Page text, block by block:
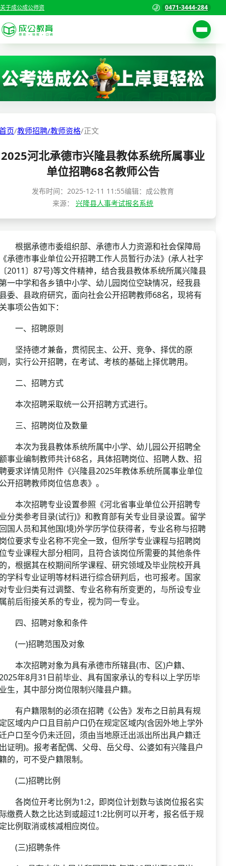
关于成公成公师资 0471-3444-284
考试公告
职位表
准考证打印
成绩查询
面试补录
历年真题
公务员课程
首页
国家公务员考试
三支一扶考试
警察/辅警考试
页/教师招聘/教师资格/正文
2025河北承德市兴隆县教体系统所属事业
单位招聘68名教师公告
发布时间： 2025-12-11 11:55编辑：成公教育
来源： 兴隆县人事考试报名系统
据承德市委组织部、承德市人力资源和社会保障局
承德市事业单位公开招聘工作人员暂行办法》(承人社字
2011〕87号)等文件精神，结合我县教体系统所属兴隆县
一中学和各乡镇中小学、幼儿园岗位空缺情况，经我县
委、县政府研究，面向社会公开招聘教师68名，现将有
事项公告如下：
、招聘原则
持德才兼备，贯彻民主、公开、竞争、择优的原
，实行公开招聘，在考试、考核的基础上择优聘用。
、招聘方式
次招聘采取统一公开招聘方式进行。
、招聘岗位及数量
次为我县教体系统所属中小学、幼儿园公开招聘全
事业编制教师共计68名，具体招聘岗位、招聘人数、招
要求详情见附件《兴隆县2025年教体系统所属事业单位
开招聘教师岗位信息表》。
次招聘专业设置参照《河北省事业单位公开招聘专
分类参考目录(试行)》和教育部有关专业目录设置。留学
国人员和其他国(境)外学历学位获得者，专业名称与招聘
位要求专业名称不完全一致，但所学专业课程与招聘岗
专业课程大部分相同，且符合该岗位所需要的其他条件
，根据其在校期间所学课程、研究领域及毕业院校开具
学科专业证明等材料进行综合研判后，也可报考。国家
专业归类有过调整、专业名称有所变更的，与所设专业
前后衔接关系的专业，视为同一专业。
、招聘对象和条件
一)招聘范围及对象
次招聘对象为具有承德市所辖县(市、区)户籍、
年8月31日前毕业、具有国家承认的专科以上学历毕
生，其中部分岗位限制兴隆县户籍。
户籍限制的必须在招聘《公告》发布之日前具有规
区域内户口且目前户口仍在规定区域内(含因外地上学外
户口至今仍未迁回，须由当地原迁出派出所出具户籍迁
证明)。报考者配偶、父母、岳父母、公婆如有兴隆县户
的，可不受户籍限制。
二)招聘比例
岗位开考比例为1:2，即岗位计划数与该岗位报名实
缴费人数之比达到或超过1:2比例可以开考，报名低于规
比例取消或核减相应岗位。
三)招聘条件